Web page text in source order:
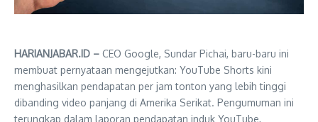
HARIANJABAR.ID – CEO Google, Sundar Pichai, baru-baru ini
membuat pernyataan mengejutkan: YouTube Shorts kini
menghasilkan pendapatan per jam tonton yang lebih tinggi
dibanding video panjang di Amerika Serikat. Pengumuman ini
terungkap dalam laporan pendapatan induk YouTube,